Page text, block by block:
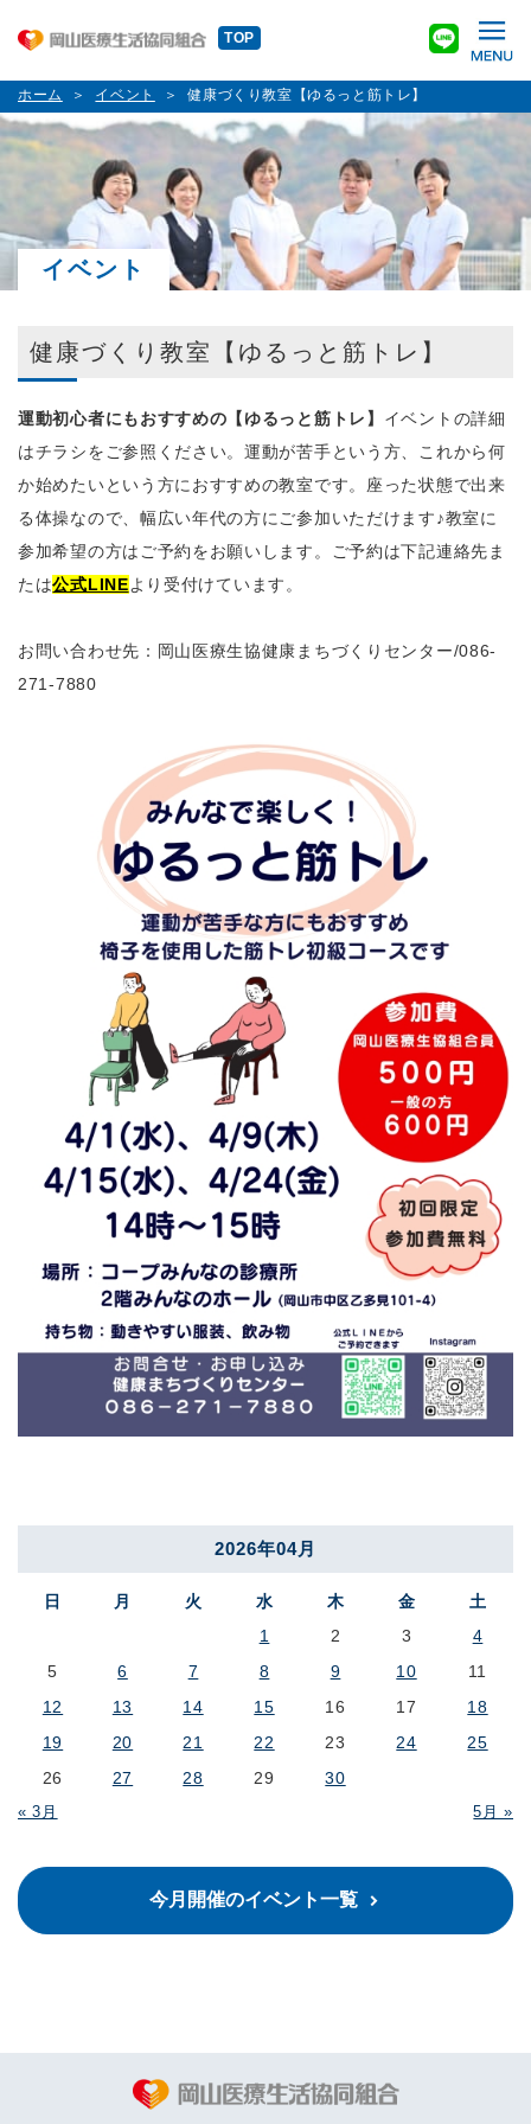
TOP
ホーム イベント 健康づくり教室【ゆるっと筋トレ】
イベント
健康づくり教室【ゆるっと筋トレ】
運動初心者にもおすすめの【ゆるっと筋トレ】 イベントの詳細
はチラシをご参照ください。運動が苦手という方、これから何
か始めたいという方におすすめの教室です。座った状態で出来
る体操なので、幅広い年代の方にご参加いただけます♪教室に
参加希望の方はご予約をお願いします。ご予約は下記連絡先ま
たは公式LINEより受付けています。
お問い合わせ先：岡山医療生協健康まちづくりセンター/086-
271-7880
2026年04月
日 月 火 水 木 金 土
« 3月 5月 »
1 2 3
4
5
6 7 8 9 10
11
12
13 14 15 16 17
18
19
20 21 22 23 24
25
26
27 28 29 30
今月開催のイベント一覧